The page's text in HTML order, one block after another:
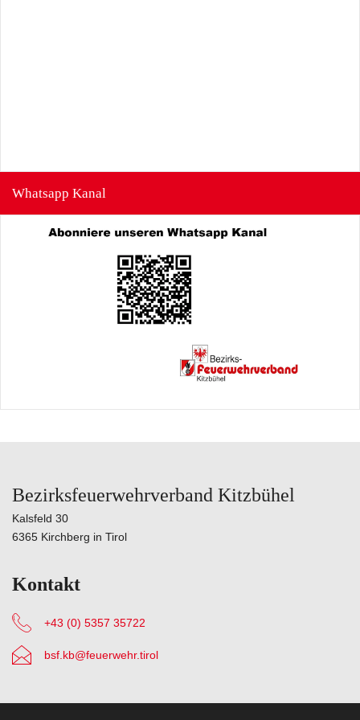
Whatsapp Kanal
Bezirksfeuerwehrverband Kitzbühel
Kalsfeld 30
6365 Kirchberg in Tirol
Kontakt
+43 (0) 5357 35722
bsf.kb@feuerwehr.tirol